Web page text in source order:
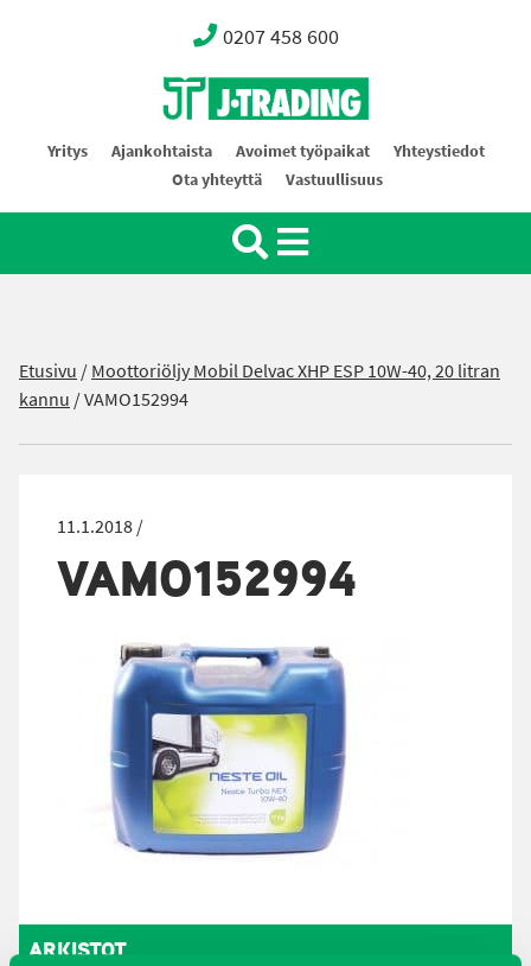
0207 458 600
Oy J-Trading Ab
Yritys Ajankohtaista Avoimet työpaikat
Yhteystiedot
Ota yhteyttä
Vastuullisuus
Etusivu /Moottoriöljy Mobil Delvac XHP ESP 10W-40, 20 litran
kannu /VAMO152994
11.1.2018 /
VAMO152994
ARKISTOT